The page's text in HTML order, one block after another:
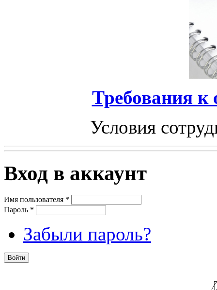
Требования к
Условия
Вход в аккаунт
Имя пользователя *
Пароль *
Забыли пароль?